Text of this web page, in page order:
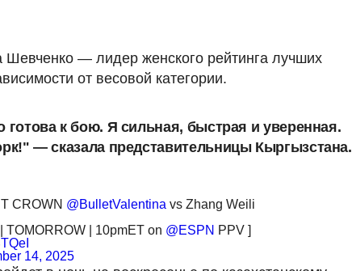
Шевченко — лидер женского рейтинга лучших
от весовой категории.
готова к бою. Я сильная, быстрая и уверенная.
— сказала представительницы Кыргызстана.
CROWN @BulletValentina vs Zhang Weili
| TOMORROW | 10pmET on @ESPN PPV ]
14, 2025